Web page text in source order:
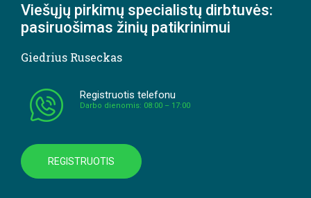
Viešųjų pirkimų specialistų dirbtuvės:
pasiruošimas žinių patikrinimui
Giedrius Ruseckas
Registruotis telefonu
Darbo dienomis: 08:00 – 17:00
REGISTRUOTIS